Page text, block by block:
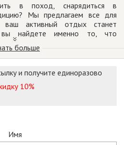
в поход, снарядиться в
Мы предлагаем все для
ваш активный отдых станет
вы найдете именно то, что
времяпровождения на
и единомышленников.
туризма от таких проверенных
Varta и других знаменитых
мы сотрудничаем напрямую.
у нас?
больше
и получите единоразово
10%
Имя